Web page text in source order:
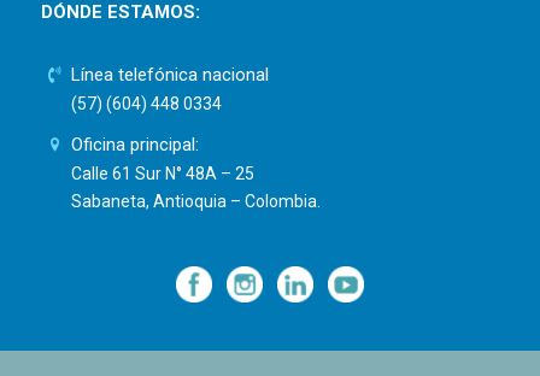
DÓNDE ESTAMOS:
Línea telefónica nacional
(57) (604) 448 0334
Oficina principal:
Calle 61 Sur N° 48A – 25
Sabaneta, Antioquia – Colombia.
— — —